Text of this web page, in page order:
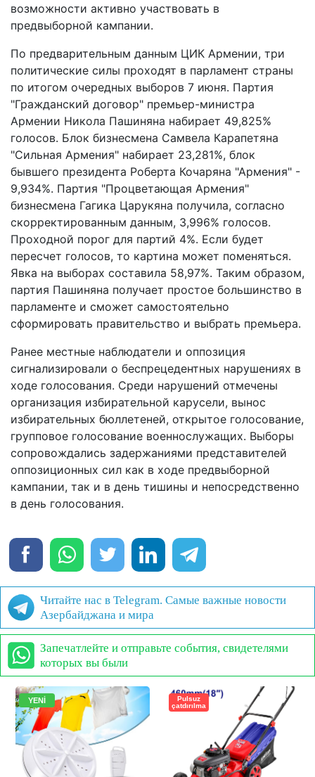
возможности активно участвовать в
предвыборной кампании.
По предварительным данным ЦИК Армении, три
политические силы проходят в парламент страны
по итогом очередных выборов 7 июня. Партия
"Гражданский договор" премьер-министра
Армении Никола Пашиняна набирает 49,825%
голосов. Блок бизнесмена Самвела Карапетяна
"Сильная Армения" набирает 23,281%, блок
бывшего президента Роберта Кочаряна "Армения" -
9,934%. Партия "Процветающая Армения"
бизнесмена Гагика Царукяна получила, согласно
скорректированным данным, 3,996% голосов.
Проходной порог для партий 4%. Если будет
пересчет голосов, то картина может поменяться.
Явка на выборах составила 58,97%. Таким образом,
партия Пашиняна получает простое большинство в
парламенте и сможет самостоятельно
сформировать правительство и выбрать премьера.
Ранее местные наблюдатели и оппозиция
сигнализировали о беспрецедентных нарушениях в
ходе голосования. Среди нарушений отмечены
организация избирательной карусели, вынос
избирательных бюллетеней, открытое голосование,
групповое голосование военнослужащих. Выборы
сопровождались задержаниями представителей
оппозиционных сил как в ходе предвыборной
кампании, так и в день тишины и непосредственно
в день голосования.
Читайте нас в Telegram. Самые важные новости
Азербайджана и мира
Запечатлейте и отправьте события, свидетелями
которых вы были